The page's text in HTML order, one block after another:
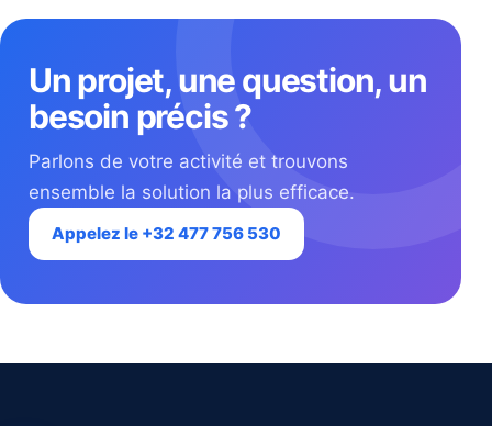
Un projet, une question, un
besoin précis ?
Parlons de votre activité et trouvons
ensemble la solution la plus efficace.
Appelez le +32 477 756 530